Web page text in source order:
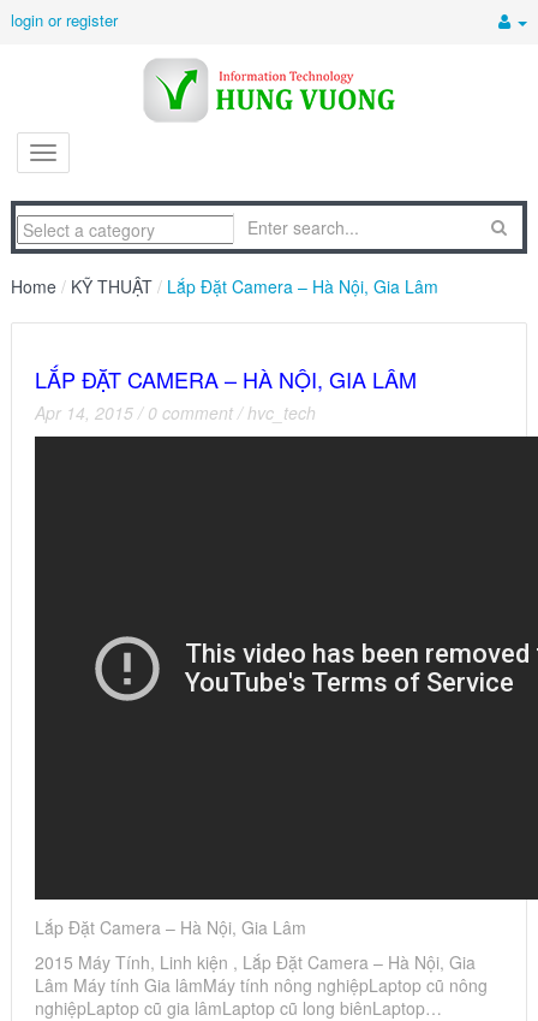
login or register
Home / KỸ THUẬT / Lắp Đặt Camera – Hà Nội, Gia Lâm
LẮP ĐẶT CAMERA – HÀ NỘI, GIA LÂM
Apr 14, 2015 / 0 comment /hvc_tech
Lắp Đặt Camera – Hà Nội, Gia Lâm
2015 Máy Tính, Linh kiện , Lắp Đặt Camera – Hà Nội, Gia
Lâm Máy tính Gia lâmMáy tính nông nghiệpLaptop cũ nông
nghiệpLaptop cũ gia lâmLaptop cũ long biênLaptop…